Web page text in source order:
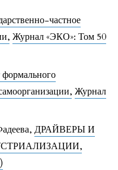
частное
, Журнал «ЭКО»: Том 50
, Журнал
ДРАЙВЕРЫ И
,